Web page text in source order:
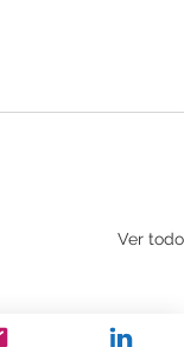
Ver todo